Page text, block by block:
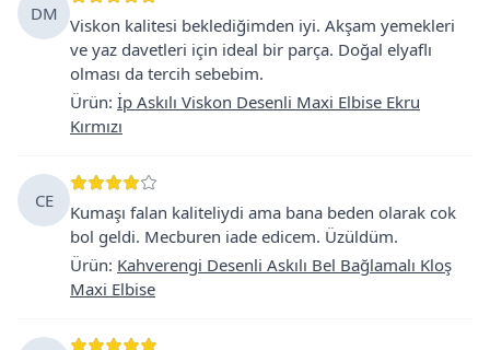
DM
Viskon kalitesi beklediğimden iyi. Akşam yemekleri
ve yaz davetleri için ideal bir parça. Doğal elyaflı
olması da tercih sebebim.
Ürün: İp Askılı Viskon Desenli Maxi Elbise Ekru
Kırmızı
CE
Kumaşı falan kaliteliydi ama bana beden olarak cok
bol geldi. Mecburen iade edicem. Üzüldüm.
Ürün: Kahverengi Desenli Askılı Bel Bağlamalı Kloş
Maxi Elbise